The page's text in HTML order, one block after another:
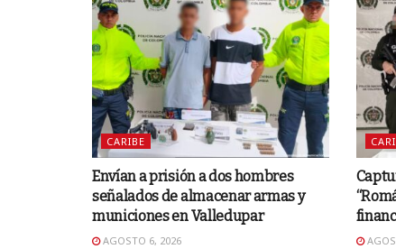
CARIBE
Envían a prisión a dos hombres
señalados de almacenar armas y
municiones en Valledupar
AGOSTO 6, 2026